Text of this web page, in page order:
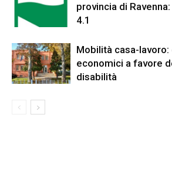
provincia di
4.1
Mobilità casa-
economici a favore
disabilità